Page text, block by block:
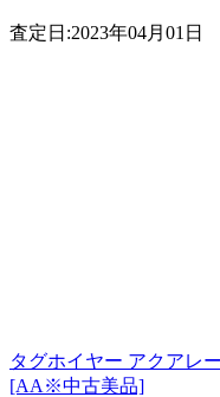
査定日:2023年04月01日
タグホイヤー アクアレ
[AA※中古美品]